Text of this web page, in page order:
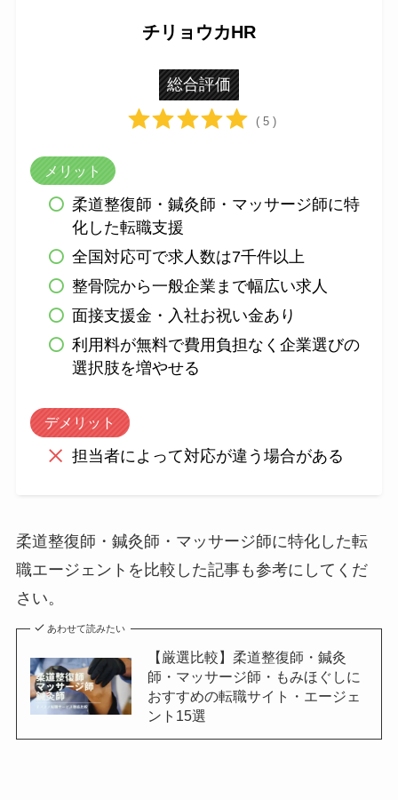
チリョウカHR
総合評価
( 5 )
メリット
柔道整復師・鍼灸師・マッサージ師に特
化した転職支援
全国対応可で求人数は7千件以上
整骨院から一般企業まで幅広い求人
面接支援金・入社お祝い金あり
利用料が無料で費用負担なく企業選びの
選択肢を増やせる
デメリット
担当者によって対応が違う場合がある
柔道整復師・鍼灸師・マッサージ師に特化した転
職エージェントを比較した記事も参考にしてくだ
さい。
あわせて読みたい
【厳選比較】柔道整復師・鍼灸
師・マッサージ師・もみほぐしに
おすすめの転職サイト・エージェ
ント15選